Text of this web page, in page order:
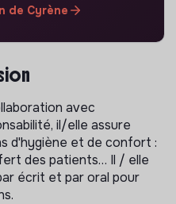
de Cyrène
avec
il/elle assure
d'hygiène et de confort :
des patients… Il / elle
écrit et par oral pour